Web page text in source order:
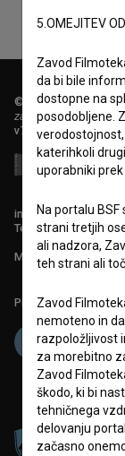
© 2018-2026,
zavod za širjenje
v7.151.0
info@filmoteka.si
Tehnična pomoč:
Mednarodna številka
Projekt sofinancira:
5.OMEJITEV
Zavod
da bi bile
dostopne na
posodobljene.
katerihkoli
uporabniki prek
Na portalu
strani tretjih
ali nadzora,
teh strani ali
Zavod
nemoteno in
razpoložljivost
za morebitno
Zavod
škodo, ki bi
tehničnega
delovanju
začasno